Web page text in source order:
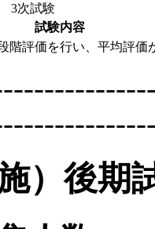
3次試験
試験内容
階評価を行い、平均評価
）後期